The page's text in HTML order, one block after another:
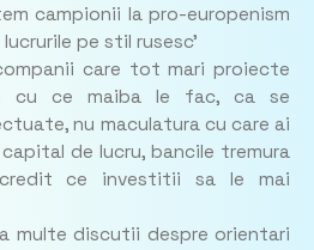
campionii la pro-europenism
pe stil rusesc'
care tot mari proiecte
cu ce maiba le fac, ca se
nu maculatura cu care ai
de lucru, bancile tremura
ce investitii sa le mai
multe discutii despre orientari